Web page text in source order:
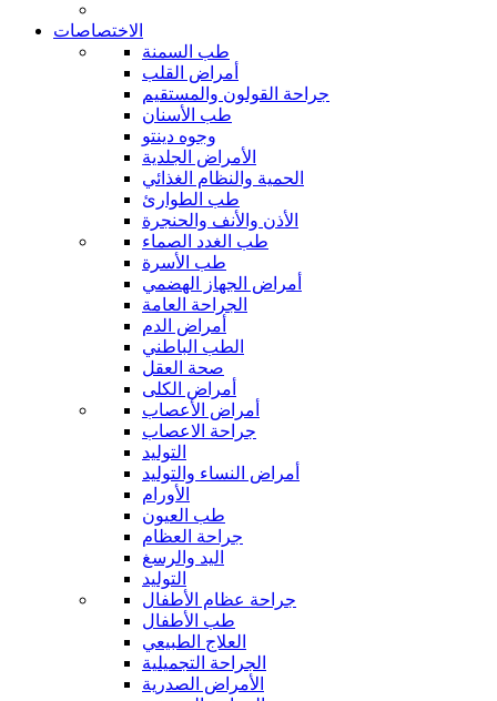
الاختصاصات
طب السمنة
أمراض القلب
جراحة القولون والمستقيم
طب الأسنان
وجوه دينتو
الأمراض الجلدية
الحمية والنظام الغذائي
طب الطوارئ
الأذن والأنف والحنجرة
طب الغدد الصماء
طب الأسرة
أمراض الجهاز الهضمي
الجراحة العامة
أمراض الدم
الطب الباطني
صحة العقل
أمراض الكلى
أمراض الأعصاب
جراحة الاعصاب
التوليد
أمراض النساء والتوليد
الأورام
طب العيون
جراحة العظام
اليد والرسغ
التوليد
جراحة عظام الأطفال
طب الأطفال
العلاج الطبيعي
الجراحة التجميلية
الأمراض الصدرية